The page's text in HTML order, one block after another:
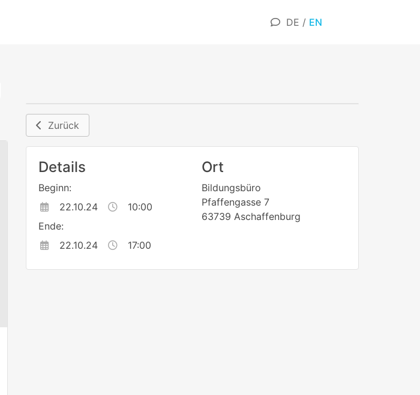
DE / EN
Zurück
Details
Beginn:
22.10.24
10:00
Ende:
22.10.24
17:00
Ort
Bildungsbüro
Pfaffengasse 7
63739 Aschaffenburg